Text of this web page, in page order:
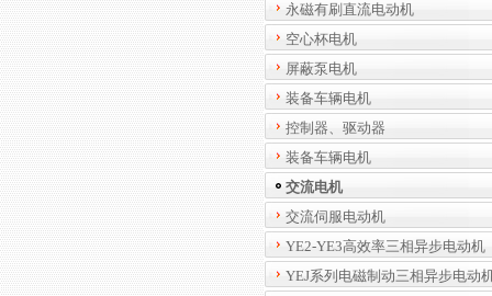
永磁有刷直流电动机
空心杯电机
屏蔽泵电机
装备车辆电机
控制器、驱动器
装备车辆电机
交流电机
交流伺服电动机
YE2-YE3高效率三相异步电动机
YEJ系列电磁制动三相异步电动